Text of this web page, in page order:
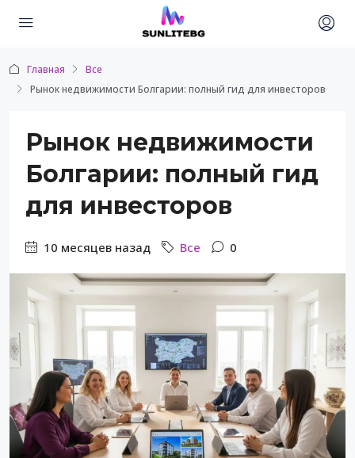
Главная
Все
Рынок недвижимости Болгарии: полный гид для инвесторов
Рынок недвижимости
Болгарии: полный гид
для инвесторов
10 месяцев назад Все 0